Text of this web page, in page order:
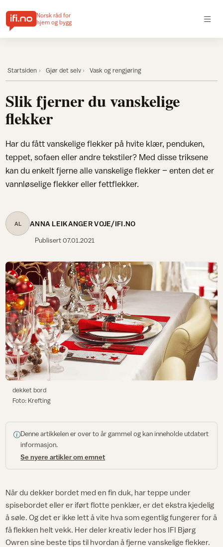
Norsk råd for
hjem og bygg
Startsiden Gjør det selv Vask og rengjøring
Slik fjerner du vanskelige
flekker
Har du fått vanskelige flekker på hvite klær, penduken,
teppet, sofaen eller andre tekstiler? Med disse triksene
kan du enkelt fjerne alle vanskelige flekker – enten det er
vannløselige flekker eller fettflekker.
AL ANNA LEIKANGER VOJE/IFI.NO
Publisert07.01.2021
dekket bord
Foto: Krefting
Denne artikkelen er over to år gammel og kan inneholde utdatert
informasjon.
Se nyere artikler om emnet
Når du dekker bordet med en fin duk, har teppe under
spisebordet eller er iført flotte penklær, er det ekstra kjedelig
å søle. Og det er ikke lett å vite hva som egentlig fungerer for å
få flekken helt vekk. Her deler kreativ leder hos IFI Bjørg
Owren sine beste tips til hvordan å fjerne vanskelige flekker.